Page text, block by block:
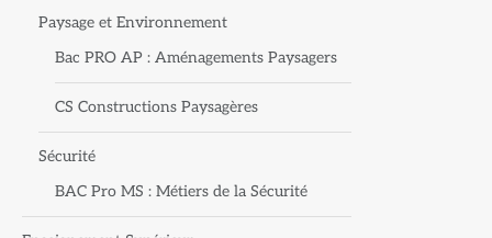
Paysage et Environnement
Bac PRO AP : Aménagements Paysagers
CS Constructions Paysagères
Sécurité
BAC Pro MS : Métiers de la Sécurité